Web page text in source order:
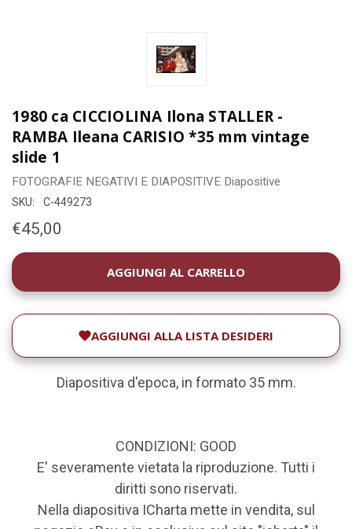
1980 ca CICCIOLINA Ilona STALLER -
RAMBA Ileana CARISIO *35 mm vintage
slide 1
FOTOGRAFIE NEGATIVI E DIAPOSITIVE Diapositive
SKU: C-449273
€45,00
DISPONIBILITÀ
ATTUALE:
AGGIUNGI ALLA LISTA DESIDERI
Diapositiva d'epoca, in formato 35 mm.
CONDIZIONI: GOOD
E' severamente vietata la riproduzione. Tutti i
diritti sono riservati.
Nella diapositiva ICharta mette in vendita, sul